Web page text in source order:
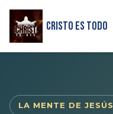
Cristo Es Todo
LA MENTE DE JESÚS